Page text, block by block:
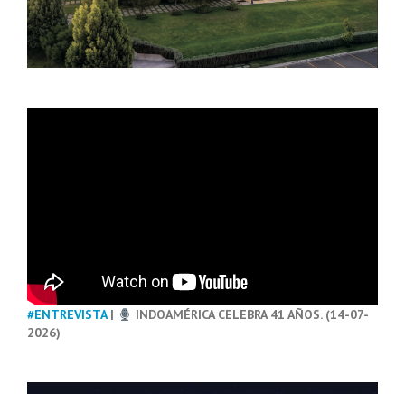
#ENTREVISTA|
INDOAMÉRICA CELEBRA 41 AÑOS. (14-07-
2026)